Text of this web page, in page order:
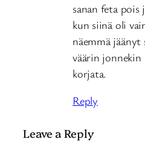
sanan feta pois
kun siinä oli
näemmä
väärin jonnekin
korjata.
Reply
Leave a Reply